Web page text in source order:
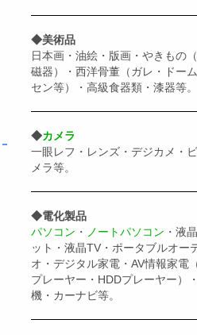
◆美術品
日本画・油絵・版画・やきもの
磁器）・西洋骨董（ガレ・ドー
セン等）・高級食器類・漆器等。
◆カメラ
一眼レフ・レンズ・デジカメ・
メラ等。
◆電化製品
パソコン ・ ノートパソコン ・液
ット・液晶TV・ポータブルオー
オ・デジタル家電・AV情報家電
プレーヤー・HDDプレーヤー）
機・カーナビ等。